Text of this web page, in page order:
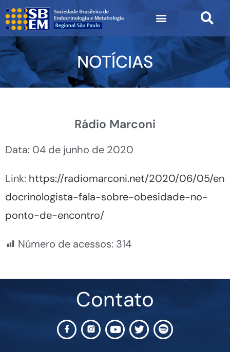
NOTÍCIAS
Rádio Marconi
Data: 04 de junho de 2020
Link: https://radiomarconi.net/2020/06/05/en
docrinologista-fala-sobre-obesidade-no-
ponto-de-encontro/
Número de acessos: 314
Contato